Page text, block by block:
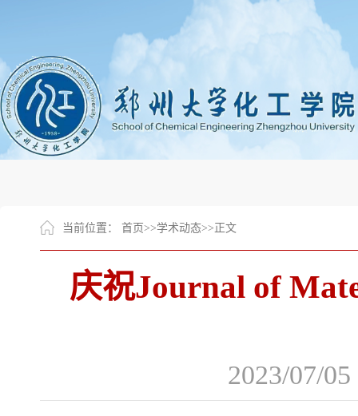
当前位置： 首页>>学术动态>> 正文
庆祝Journal of
2023/07/05